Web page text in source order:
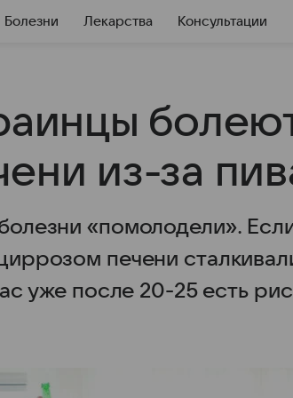
Болезни Лекарства Консультации
из-за
«помолодели».
печени
уже после 20-25 есть